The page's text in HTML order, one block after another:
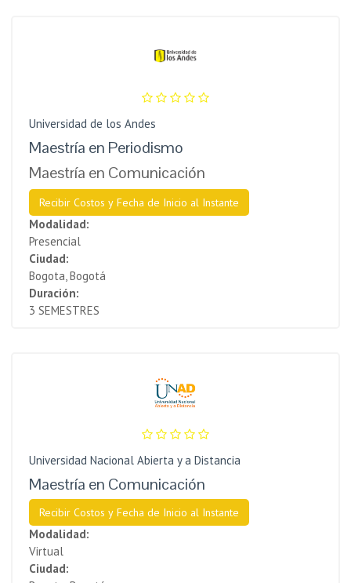
Universidad de los Andes
Maestría en Periodismo
Maestría en Comunicación
Recibir Costos y Fecha de Inicio al Instante
Modalidad:
Presencial
Ciudad:
Bogota, Bogotá
Duración:
3 SEMESTRES
Universidad Nacional Abierta y a Distancia
Maestría en Comunicación
Recibir Costos y Fecha de Inicio al Instante
Modalidad:
Virtual
Ciudad: